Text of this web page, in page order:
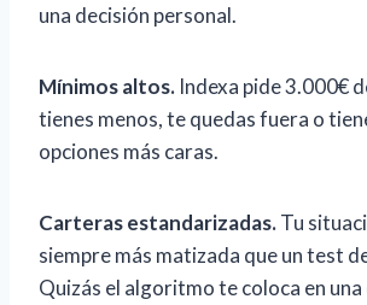
una decisión personal.
Mínimos altos. Indexa pide 3.000€
tienes menos, te quedas fuera o
opciones más caras.
Carteras estandarizadas.Tu
siempre más matizada que un test
Quizás el algoritmo te coloca en